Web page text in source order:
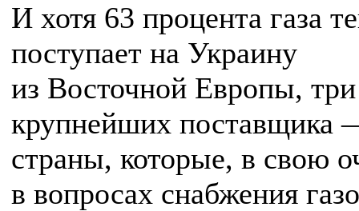
И хотя 63 процента газа
поступает на Украину
из Восточной Европы, три
крупнейших поставщика
страны, которые, в свою
в вопросах снабжения